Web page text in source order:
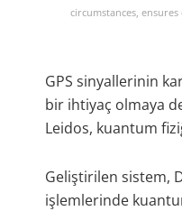
circumstances,
GPS sinyallerinin
bir ihtiyaç olmaya
Leidos, kuantum
Geliştirilen sistem,
işlemlerinde